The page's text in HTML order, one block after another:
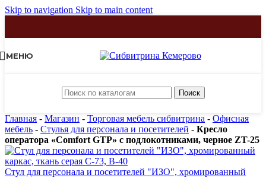
Skip to navigation Skip to main content
МЕНЮ
Поиск
Главная - Магазин - Торговая мебель сибвитрина - Офисная
мебель - Стулья для персонала и посетителей - Кресло
оператора «Comfort GTP» с подлокотниками, черное ZT-25
Стул для персонала и посетителей "ИЗО", хромированный